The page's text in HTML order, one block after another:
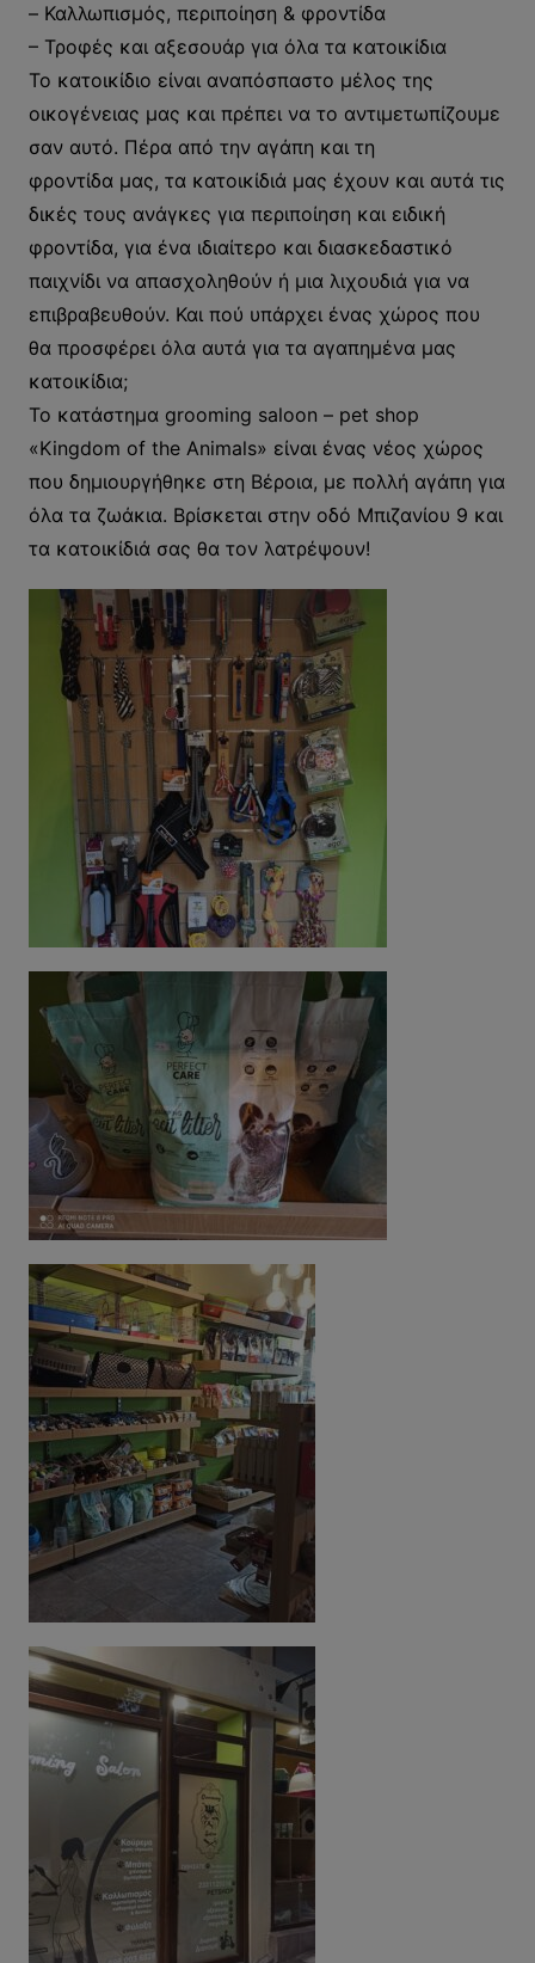
– Καλλωπισμός, περιποίηση & φροντίδα
– Τροφές και αξεσουάρ για όλα τα κατοικίδια
Το κατοικίδιο είναι αναπόσπαστο μέλος της
οικογένειας μας και πρέπει να το αντιμετωπίζουμε
σαν αυτό. Πέρα από την αγάπη και τη
φροντίδα μας, τα κατοικίδιά μας έχουν και αυτά τις
δικές τους ανάγκες για περιποίηση και ειδική
φροντίδα, για ένα ιδιαίτερο και διασκεδαστικό
παιχνίδι να απασχοληθούν ή μια λιχουδιά για να
επιβραβευθούν. Και πού υπάρχει ένας χώρος που
θα προσφέρει όλα αυτά για τα αγαπημένα μας
κατοικίδια;
Το κατάστημα grooming saloon – pet shop
«Kingdom of the Animals» είναι ένας νέος χώρος
που δημιουργήθηκε στη Βέροια, με πολλή αγάπη για
όλα τα ζωάκια. Βρίσκεται στην οδό Μπιζανίου 9 και
τα κατοικίδιά σας θα τον λατρέψουν!